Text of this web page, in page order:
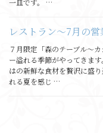
一皿です。 …
レストラン〜7月の
７月限定「森のテーブル〜
ー溢れる季節がやってきま
はの新鮮な食材を贅沢に盛
れる夏を感じ …